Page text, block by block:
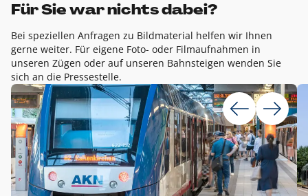
Für Sie war nichts dabei?
Bei speziellen Anfragen zu Bildmaterial helfen wir Ihnen
gerne weiter. Für eigene Foto- oder Filmaufnahmen in
unseren Zügen oder auf unseren Bahnsteigen wenden Sie
sich an die Pressestelle.